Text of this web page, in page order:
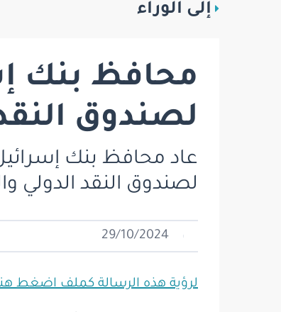
إلى الوراء
محافظ بنك
لصندوق
عاد محافظ بنك
لصندوق النقد الدولي
29/10/2024
لرؤية هذه الرسالة كملف اضغط